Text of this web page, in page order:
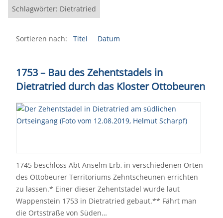
Schlagwörter: Dietratried
Sortieren nach: Titel Datum
1753 – Bau des Zehentstadels in
Dietratried durch das Kloster Ottobeuren
1745 beschloss Abt Anselm Erb, in verschiedenen Orten
des Ottobeurer Territoriums Zehntscheunen errichten
zu lassen.* Einer dieser Zehentstadel wurde laut
Wappenstein 1753 in Dietratried gebaut.** Fährt man
die Ortsstraße von Süden…